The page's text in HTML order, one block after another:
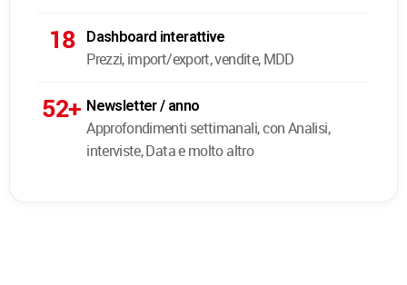
18 Dashboard interattive
Prezzi, import/export, vendite, MDD
52+ Newsletter / anno
Approfondimenti settimanali, con Analisi,
interviste, Data e molto altro